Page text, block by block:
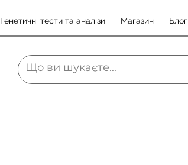
Генетичні тести та аналізи Магазин Блог